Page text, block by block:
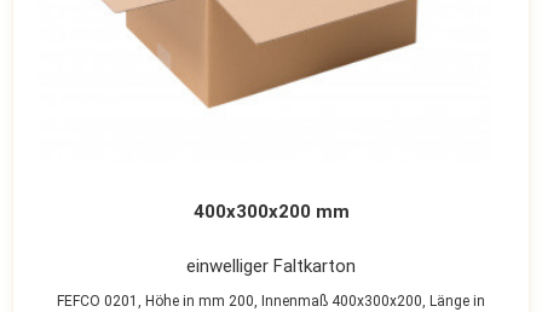
400x300x200 mm
einwelliger Faltkarton
FEFCO 0201, Höhe in mm 200, Innenmaß 400x300x200, Länge in